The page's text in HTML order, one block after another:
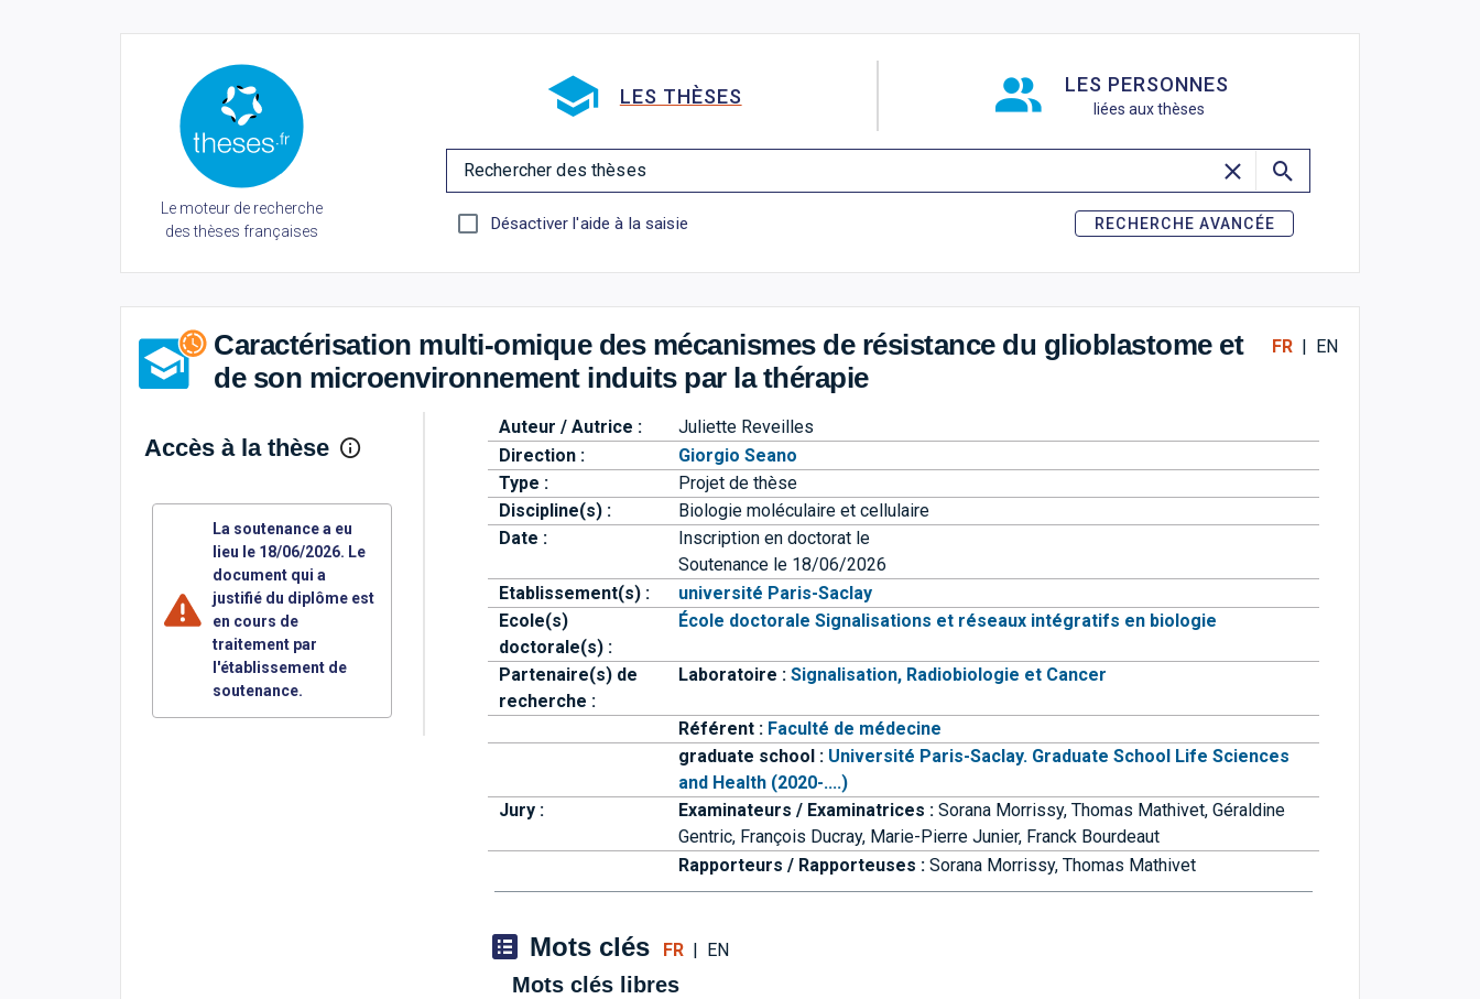
Le moteur de recherche
des thèses françaises
LES THÈSES LES PERSONNES
liées aux thèses
Rechercher des thèses
Désactiver l'aide à la saisie RECHERCHE AVANCÉE
Caractérisation multi-omique des mécanismes de résistance du glioblastome et
de son microenvironnement induits par la thérapie
FR| EN
Accès à la thèse
La soutenance a eu
lieu le 18/06/2026. Le
document qui a
justifié du diplôme est
en cours de
traitement par
l'établissement de
soutenance.
Auteur / Autrice :
Juliette Reveilles
Direction :
Giorgio Seano
Type :
Projet de thèse
Discipline(s) :
Biologie moléculaire et cellulaire
Date :
Inscription en doctorat le
Soutenance le 18/06/2026
Etablissement(s) :
université Paris-Saclay
Ecole(s)
doctorale(s) :
École doctorale Signalisations et réseaux intégratifs en biologie
Partenaire(s) de
recherche :
Laboratoire :Signalisation, Radiobiologie et Cancer
Référent : Faculté de médecine
graduate school : Université Paris-Saclay. Graduate School Life Sciences
and Health (2020-....)
Jury :
Examinateurs / Examinatrices :Sorana Morrissy,Thomas Mathivet,Géraldine
Gentric, François Ducray, Marie-Pierre Junier, Franck Bourdeaut
Rapporteurs / Rapporteuses :Sorana Morrissy,Thomas Mathivet
Mots clés FR| EN
Mots clés libres